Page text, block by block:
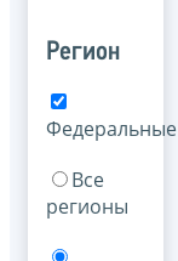
Регион
Федеральные
Все
регионы